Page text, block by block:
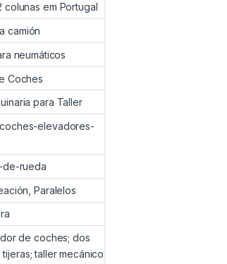
colunas em Portugal
camión
neumáticos
Coches
para Taller
elevadores-
de-rueda
Paralelos
de coches; dos
taller mecánico